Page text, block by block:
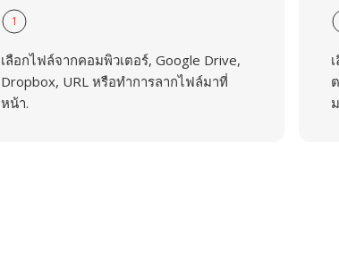
1
เลือกไฟล์จากคอมพิวเตอร์, Google Drive,
Dropbox, URL หรือทำการลากไฟล์มาที่
หน้า.